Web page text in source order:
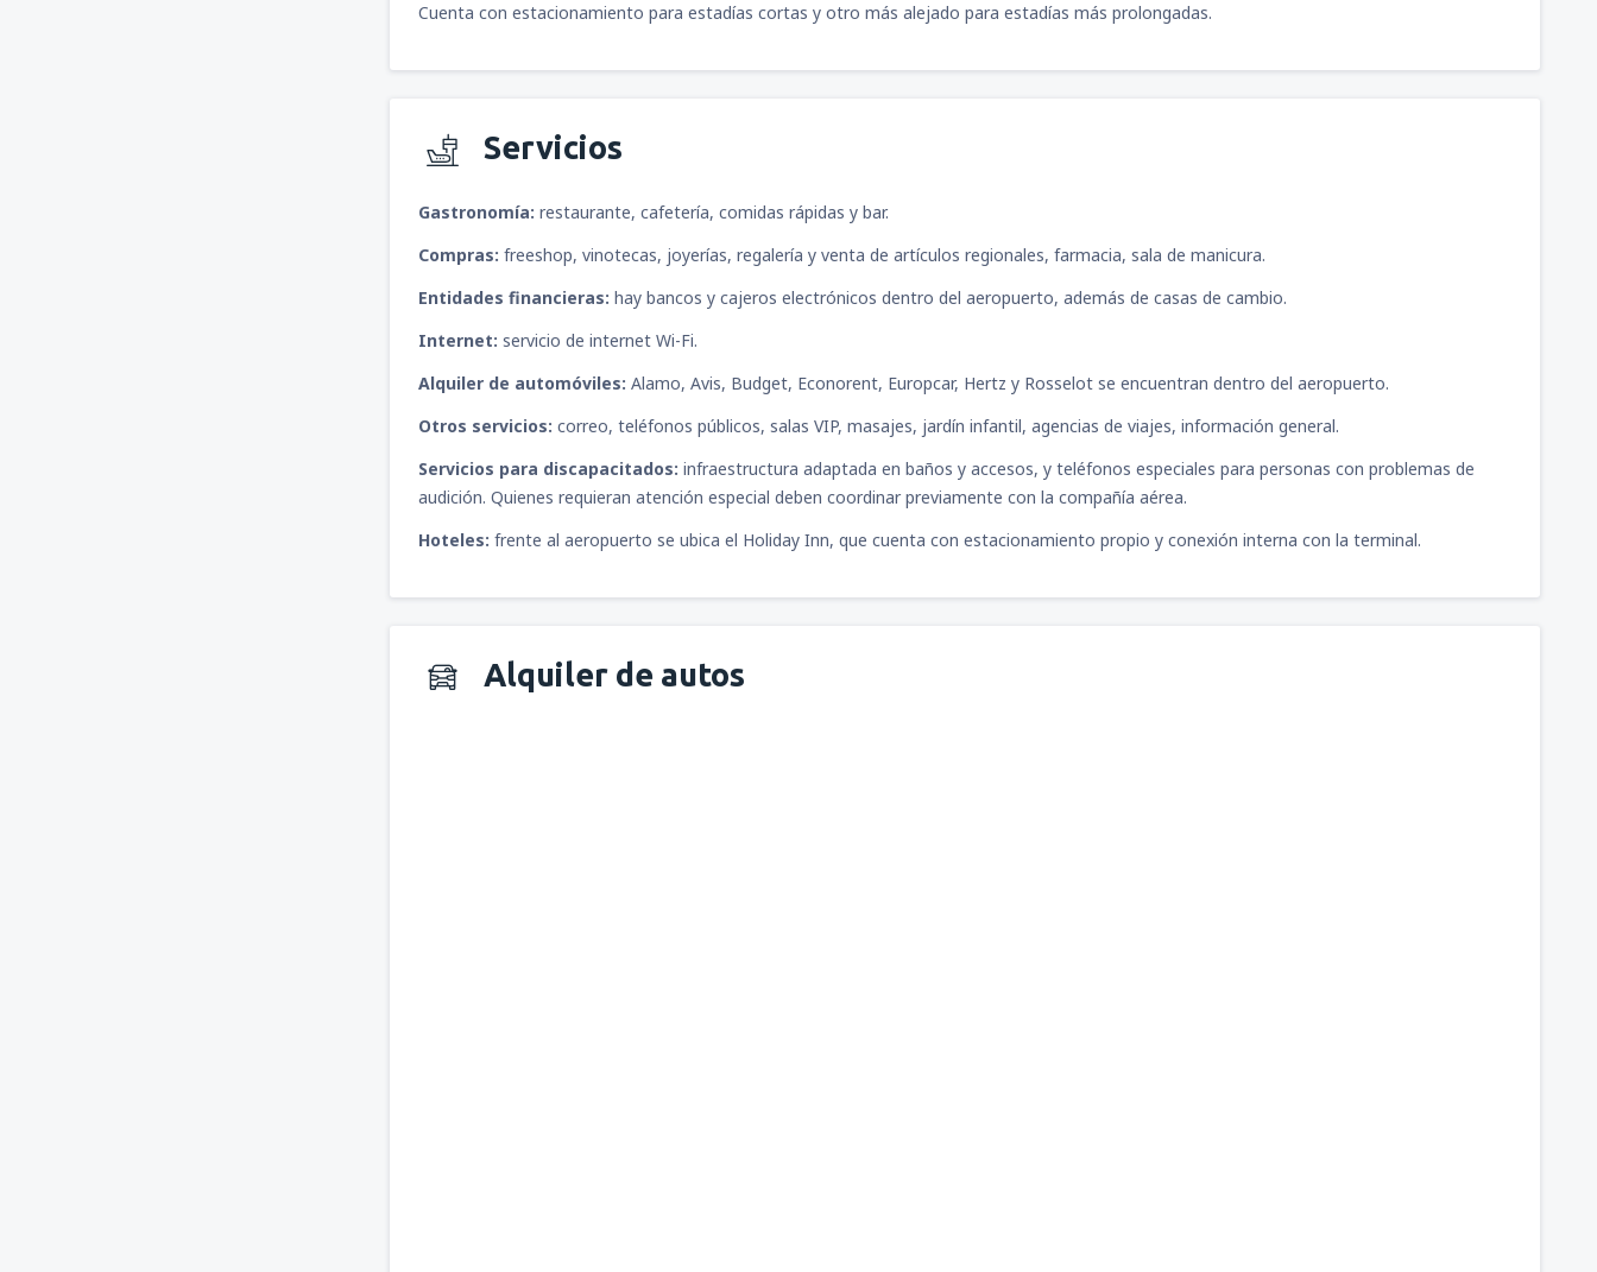
Cuenta con estacionamiento para estadías cortas y otro más alejado para estadías más prolongadas.
Servicios
Gastronomía: restaurante, cafetería, comidas rápidas y bar.
Compras: freeshop, vinotecas, joyerías, regalería y venta de artículos regionales, farmacia, sala de manicura.
Entidades financieras: hay bancos y cajeros electrónicos dentro del aeropuerto, además de casas de cambio.
Internet: servicio de internet Wi-Fi.
Alquiler de automóviles: Alamo, Avis, Budget, Econorent, Europcar, Hertz y Rosselot se encuentran dentro del aeropuerto.
Otros servicios: correo, teléfonos públicos, salas VIP, masajes, jardín infantil, agencias de viajes, información general.
Servicios para discapacitados: infraestructura adaptada en baños y accesos, y teléfonos especiales para personas con problemas de
audición. Quienes requieran atención especial deben coordinar previamente con la compañía aérea.
Hoteles: frente al aeropuerto se ubica el Holiday Inn, que cuenta con estacionamiento propio y conexión interna con la terminal.
Alquiler de autos